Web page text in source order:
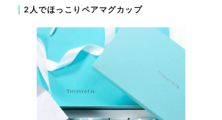
2人でほっこりペアマグカップ